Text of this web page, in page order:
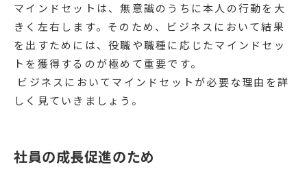
マインドセットは、無意識のうちに本人の行動を大
きく左右します。そのため、ビジネスにおいて結果
を出すためには、役職や職種に応じたマインドセッ
トを獲得するのが極めて重要です。
ビジネスにおいてマインドセットが必要な理由を詳
しく見ていきましょう。
社員の成長促進のため